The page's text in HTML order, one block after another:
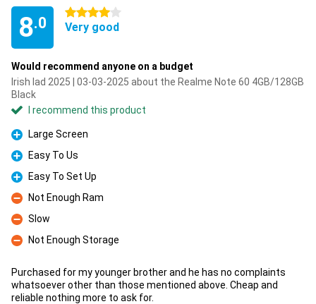
8.0
4 stars
Very good
Would recommend anyone on a budget
Irish lad 2025 | 03-03-2025 about the Realme Note 60 4GB/128GB
Black
I recommend this product
Pro
Large Screen
Pro
Easy To Us
Pro
Easy To Set Up
Con
Not Enough Ram
Con
Slow
Con
Not Enough Storage
Purchased for my younger brother and he has no complaints
whatsoever other than those mentioned above. Cheap and
reliable nothing more to ask for.